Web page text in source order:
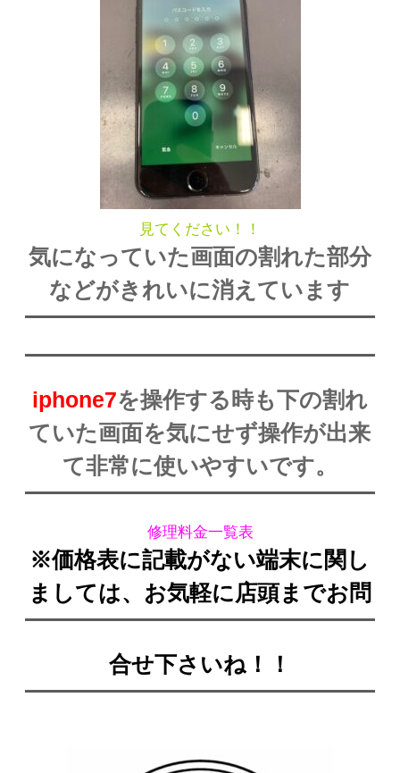
見てください！！
気になっていた画面の割れた部分
などがきれいに消えています
iphone7を操作する時も下の割れ
ていた画面を気にせず操作が出来
て非常に使いやすいです。
修理料金一覧表
※価格表に記載がない端末に関し
ましては、お気軽に店頭までお問
合せ下さいね！！